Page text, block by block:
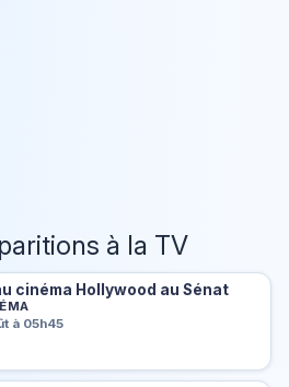
à la TV
cinéma Hollywood au Sénat
à 05h45